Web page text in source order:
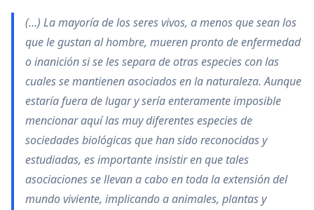
(…) La mayoría de los seres vivos, a menos que sean los
que le gustan al hombre, mueren pronto de enfermedad
o inanición si se les separa de otras especies con las
cuales se mantienen asociados en la naturaleza. Aunque
estaría fuera de lugar y sería enteramente imposible
mencionar aquí las muy diferentes especies de
sociedades biológicas que han sido reconocidas y
estudiadas, es importante insistir en que tales
asociaciones se llevan a cabo en toda la extensión del
mundo viviente, implicando a animales, plantas y